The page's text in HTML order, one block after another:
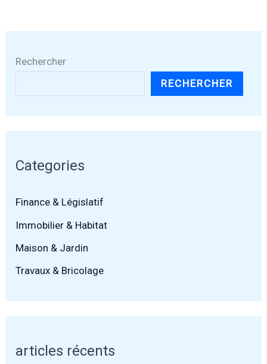
Rechercher
RECHERCHER
Categories
Finance & Législatif
Immobilier & Habitat
Maison & Jardin
Travaux & Bricolage
articles récents